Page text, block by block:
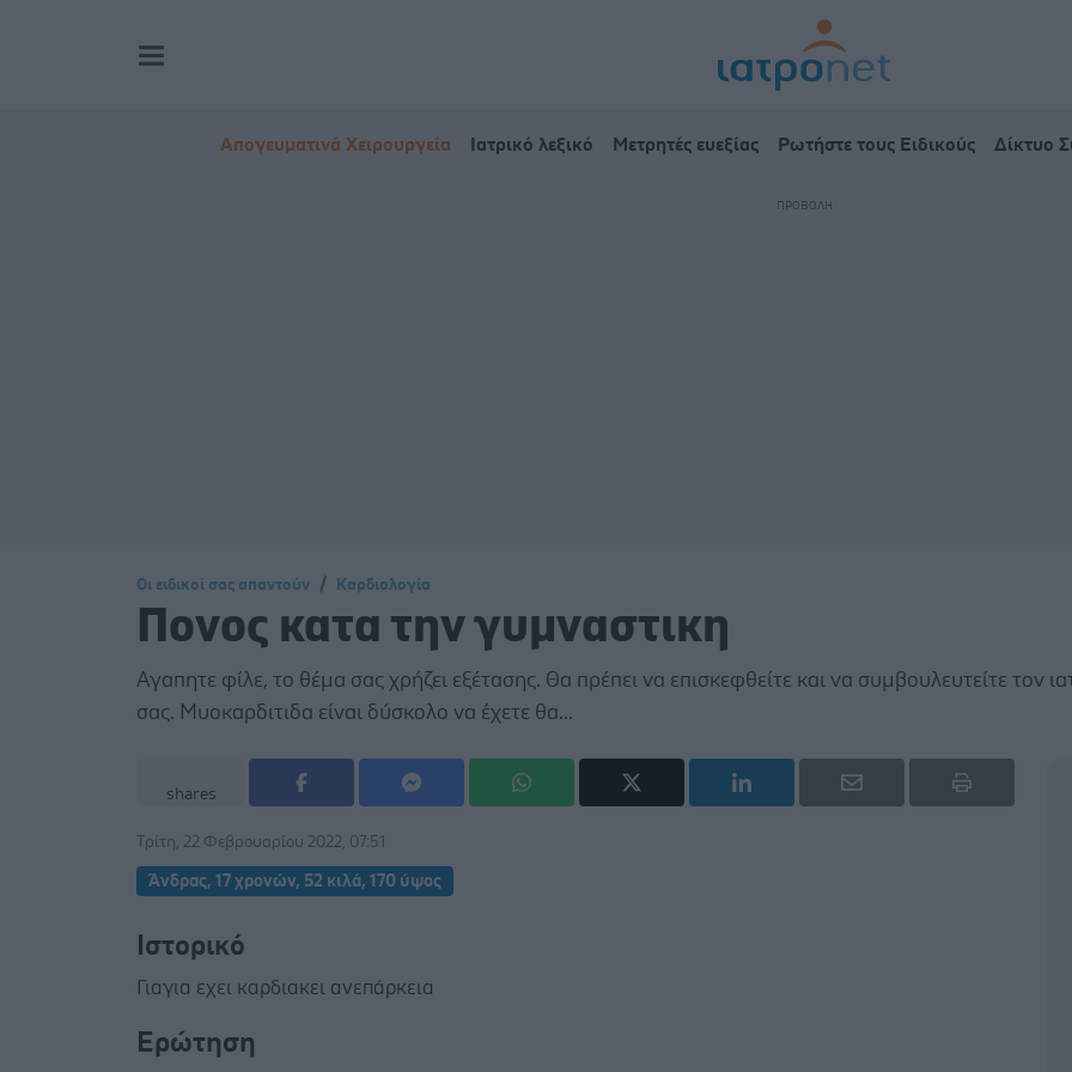
Απογευματινά Χειρουργεία Ιατρικό λεξικό Μετρητές ευεξίας Ρωτήστε τους Ειδικούς Δίκτυο
Οι ειδικοί σας απαντούν Καρδιολογία
Πονος κατα την γυμναστικη
Αγαπητε φίλε, το θέμα σας χρήζει εξέτασης. Θα πρέπει να επισκεφθείτε και να συμβουλευτείτε τον
σας. Μυοκαρδιτιδα είναι δύσκολο να έχετε θα...
shares
Τρίτη, 22 Φεβρουαρίου 2022, 07:51
Άνδρας, 17 χρονών, 52 κιλά, 170 ύψος
Ιστορικό
Γιαγια εχει καρδιακει ανεπάρκεια
Ερώτηση